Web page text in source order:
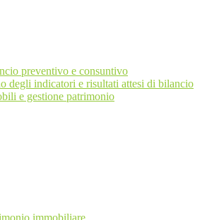
preventivo e consuntivo
degli indicatori e risultati attesi di bilancio
e gestione patrimonio